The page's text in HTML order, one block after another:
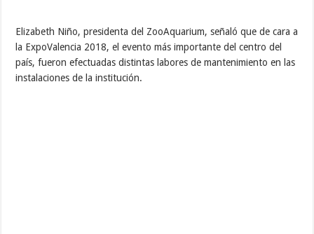
Elizabeth Niño, presidenta del ZooAquarium, señaló que de cara a
la ExpoValencia 2018, el evento más importante del centro del
país, fueron efectuadas distintas labores de mantenimiento en las
instalaciones de la institución.